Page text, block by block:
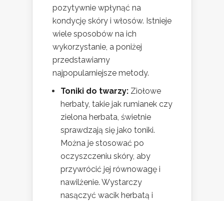
pozytywnie wpłynąć na
kondycję skóry i włosów. Istnieje
wiele sposobów na ich
wykorzystanie, a poniżej
przedstawiamy
najpopularniejsze metody.
Toniki do twarzy: Ziołowe
herbaty, takie jak rumianek czy
zielona herbata, świetnie
sprawdzają się jako toniki.
Można je stosować po
oczyszczeniu skóry, aby
przywrócić jej równowagę i
nawilżenie. Wystarczy
nasączyć wacik herbatą i